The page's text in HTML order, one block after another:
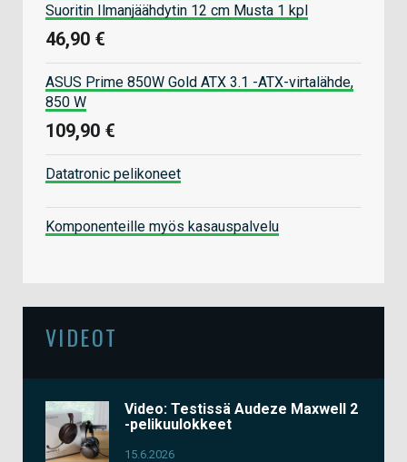
Suoritin Ilmanjäähdytin 12 cm Musta 1 kpl
46,90 €
ASUS Prime 850W Gold ATX 3.1 -ATX-virtalähde,
850 W
109,90 €
Datatronic pelikoneet
Komponenteille myös kasauspalvelu
VIDEOT
Video: Testissä Audeze Maxwell 2
-pelikuulokkeet
15.6.2026